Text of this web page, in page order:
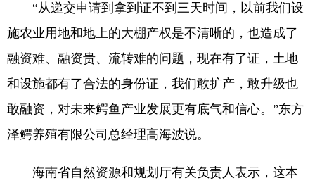
“从递交申请到拿到证不到三天时间，以前我们设
施农业用地和地上的大棚产权是不清晰的，也造成了
融资难、融资贵、流转难的问题，现在有了证，土地
和设施都有了合法的身份证，我们敢扩产，敢升级也
敢融资，对未来鳄鱼产业发展更有底气和信心。”东方
泽鳄养殖有限公司总经理高海波说。
海南省自然资源和规划厅有关负责人表示，这本